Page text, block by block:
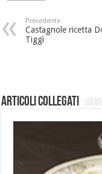
Precedente
Castagnole ricetta
Tiggì
Articoli collegati